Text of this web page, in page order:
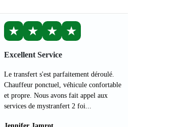
★ ★ ★ ★
Excellent Service
Le transfert s'est parfaitement déroulé.
Chauffeur ponctuel, véhicule confortable
et propre. Nous avons fait appel aux
services de mystranfert 2 foi...